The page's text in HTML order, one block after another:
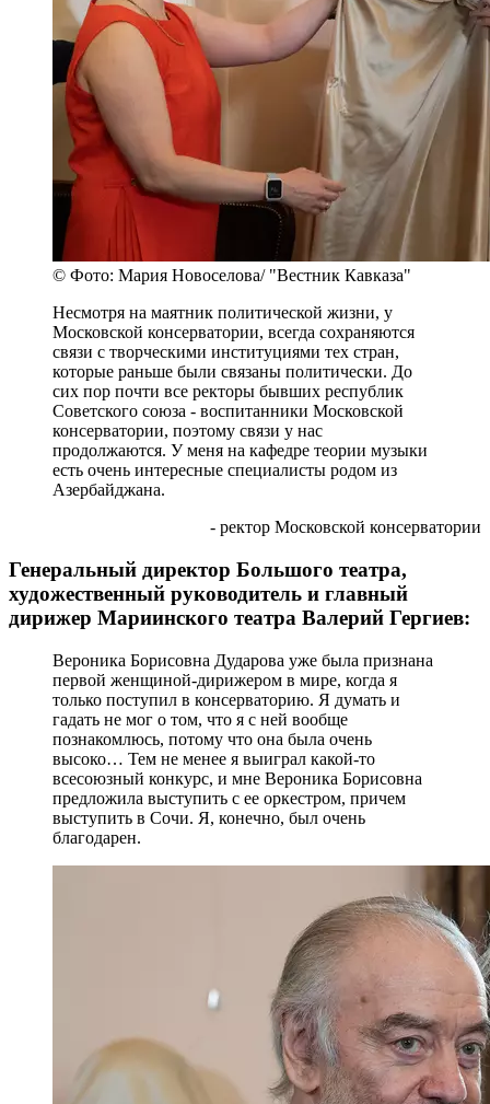
© Фото: Мария Новоселова/ "Вестник Кавказа"
Несмотря на маятник политической жизни, у
Московской консерватории, всегда сохраняются
связи с творческими институциями тех стран,
которые раньше были связаны политически. До
сих пор почти все ректоры бывших республик
Советского союза - воспитанники Московской
консерватории, поэтому связи у нас
продолжаются. У меня на кафедре теории музыки
есть очень интересные специалисты родом из
Азербайджана.
- ректор Московской консерватории
Генеральный директор Большого театра,
художественный руководитель и главный
дирижер Мариинского театра Валерий Гергиев:
Вероника Борисовна Дударова уже была признана
первой женщиной-дирижером в мире, когда я
только поступил в консерваторию. Я думать и
гадать не мог о том, что я с ней вообще
познакомлюсь, потому что она была очень
высоко… Тем не менее я выиграл какой-то
всесоюзный конкурс, и мне Вероника Борисовна
предложила выступить с ее оркестром, причем
выступить в Сочи. Я, конечно, был очень
благодарен.